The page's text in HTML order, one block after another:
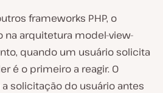
frameworks PHP, o
na arquitetura model-view-
quando um usuário solicita
é o primeiro a reagir. O
solicitação do usuário antes